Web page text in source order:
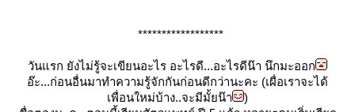
******************
วันแรก ยังไม่รู้จะเขียนอะไร อะไรดี...อะไรดีน๊า นึกมะออก
อ๊ะ...ก่อนอื่นมาทำความรู้จักกันก่อนดีกว่านะคะ (เผื่อเราจะได้
เพื่อนใหม่บ้าง..จะมีมั้ยน๊า
)